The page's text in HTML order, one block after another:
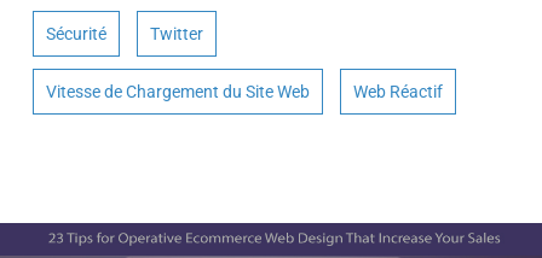
Sécurité Twitter
Vitesse de Chargement du Site Web Web Réactif